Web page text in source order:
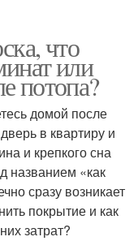
что
или
потопа?
домой после
в квартиру и
и крепкого сна
названием «как
сразу возникает
покрытие и как
затрат?